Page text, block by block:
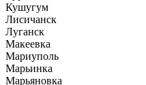
Кушугум
Лисичанск
Луганск
Макеевка
Мариуполь
Марьинка
Марьяновка